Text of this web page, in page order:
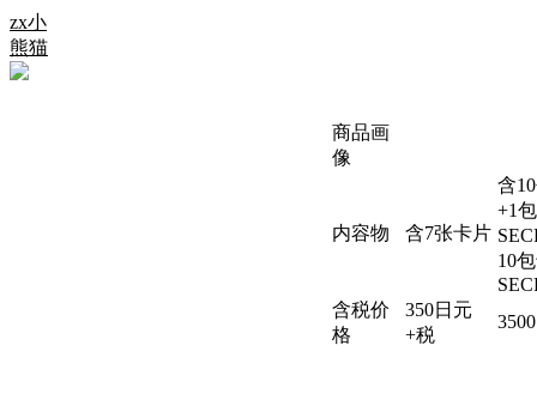
zx小
熊猫
商品画
像
内容物 含7张卡片
含
+1
10
含税价
格
350日元
+税